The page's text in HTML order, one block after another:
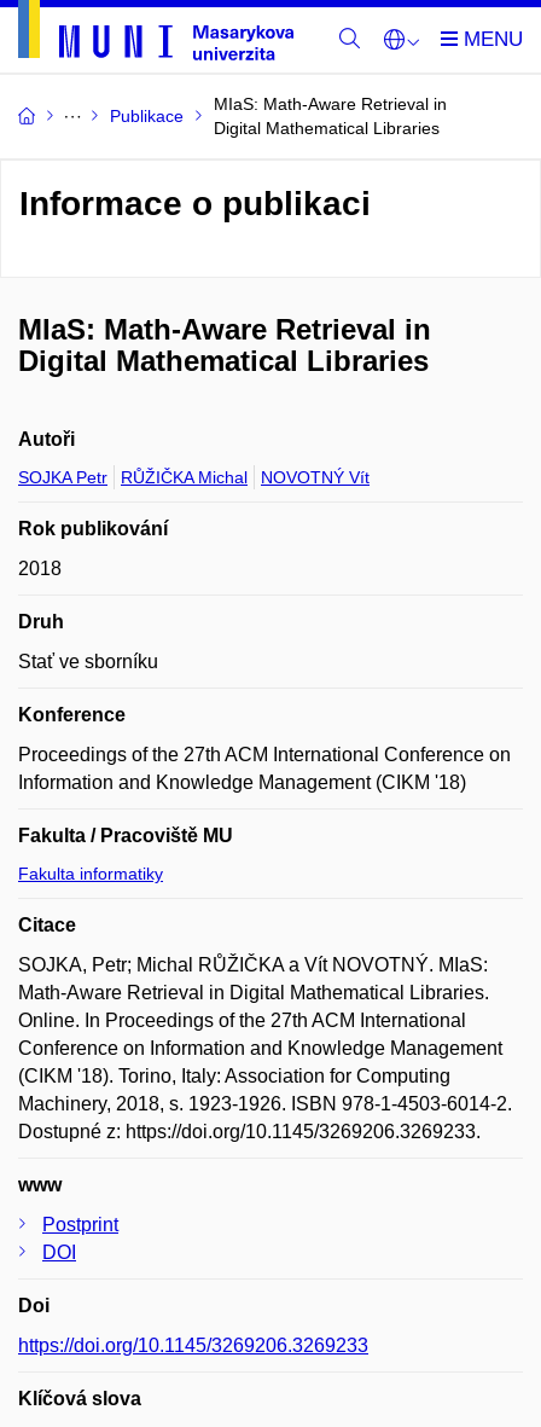
Publikace
MIaS: Math-Aware Retrieval in
Digital Mathematical Libraries
Informace o publikaci
MIaS: Math-Aware Retrieval in
Digital Mathematical Libraries
Autoři
SOJKA Petr RŮŽIČKA Michal NOVOTNÝ Vít
Rok publikování
2018
Druh
Stať ve sborníku
Konference
Proceedings of the 27th ACM International Conference on
Information and Knowledge Management (CIKM '18)
Fakulta / Pracoviště MU
Fakulta informatiky
Citace
SOJKA, Petr; Michal RŮŽIČKA a Vít NOVOTNÝ. MIaS:
Math-Aware Retrieval in Digital Mathematical Libraries.
Online. In Proceedings of the 27th ACM International
Conference on Information and Knowledge Management
(CIKM '18). Torino, Italy: Association for Computing
Machinery, 2018, s. 1923-1926. ISBN 978-1-4503-6014-2.
Dostupné z: https://doi.org/10.1145/3269206.3269233.
www
Postprint
DOI
Doi
https://doi.org/10.1145/3269206.3269233
Klíčová slova